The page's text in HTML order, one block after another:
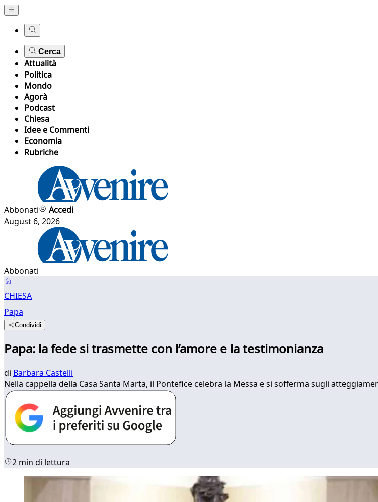
Cerca
Attualità
Politica
Mondo
Agorà
Podcast
Chiesa
Idee e Commenti
Economia
Rubriche
Abbonati
Accedi
August 6, 2026
Abbonati
CHIESA
Papa
Condividi
Papa: la fede si trasmette con l’amore e la testimonianza
di Barbara Castelli
Nella cappella della Casa Santa Marta, il Pontefice celebra la Messa e si sofferma sugli
2 min di lettura